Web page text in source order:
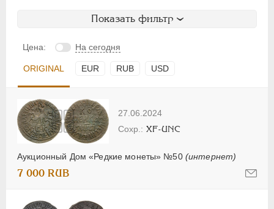
Показать фильтр
Цена: На сегодня
ORIGINAL EUR RUB USD
27.06.2024
Аукционный Дом «Редкие монеты» №50 (интернет)
XF-UNC
7 000 RUB